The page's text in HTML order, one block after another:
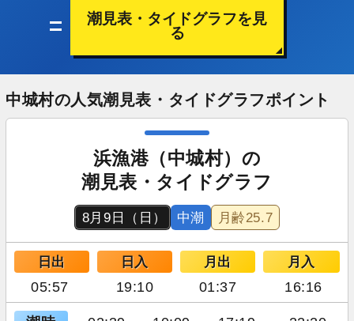
潮見表・タイドグラフを見
る
中城村の人気潮見表・タイドグラフポイント
浜漁港（中城村）の
潮見表・タイドグラフ
8月9日（日） 中潮 月齢25.7
日出 日入 月出 月入
05:57 19:10 01:37 16:16